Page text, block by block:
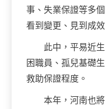
事、失業保證等多個
看到變更、見到成效
此中，平易近
困職員、孤兒基礎
救助保證程度。
本年，河南也